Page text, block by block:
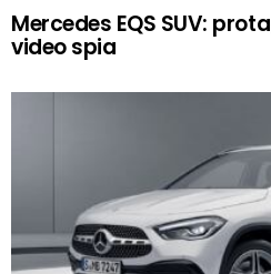
Mercedes EQS SUV:
video spia